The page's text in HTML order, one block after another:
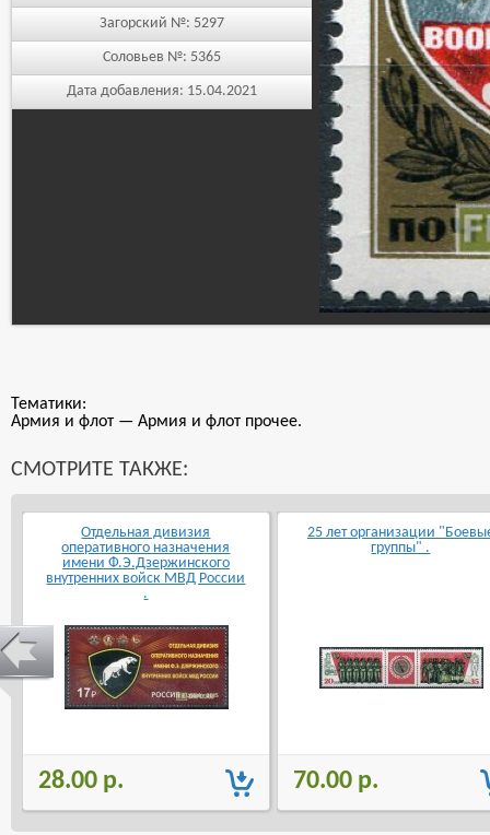
Загорский №: 5297
Соловьев №: 5365
Дата добавления: 15.04.2021
Тематики:
Армия и флот — Армия и флот прочее.
СМОТРИТЕ ТАКЖЕ:
Отдельная дивизия
оперативного назначения
имени Ф.Э.Дзержинского
внутренних войск МВД России
.
28.00 р.
25 лет организации
группы" .
70.00 р.